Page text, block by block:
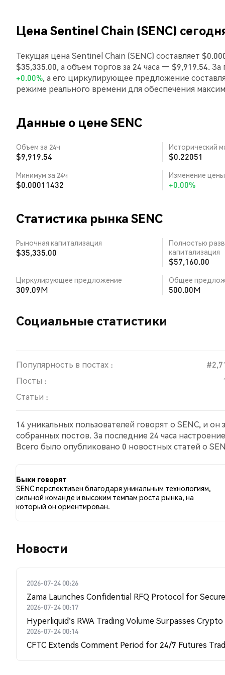
Цена Sentinel Chain (SENC)
Текущая цена Sentinel Chain (SENC) составляет
$35,335.00, а объем торгов за 24 часа — $9,919.54.
+0.00%, а его циркулирующее предложение
режиме реального времени для обеспечения
Данные о цене SENC
Объем за 24ч
$9,919.54
Исторический
$0.22051
Минимум за 24ч
$0.00011432
Изменение цены
+0.00%
Статистика рынка SENC
Рыночная капитализация
$35,335.00
Полностью
капитализация
$57,160.00
Циркулирующее предложение
309.09M
Общее
500.00M
Социальные статистики
Популярность в постах :
Посты :
Статьи :
14 уникальных пользователей говорят о SENC, и
собранных постов. За последние 24 часа
Всего было опубликовано 0 новостных статей о
Быки говорят
SENC перспективен благодаря уникальным технологиям,
сильной команде и высоким темпам роста рынка, на
который он ориентирован.
Новости
2026-07-24 00:26
Zama Launches Confidential RFQ Protocol for
2026-07-24 00:17
Hyperliquid's RWA Trading Volume Surpasses
2026-07-24 00:14
CFTC Extends Comment Period for 24/7 Futures